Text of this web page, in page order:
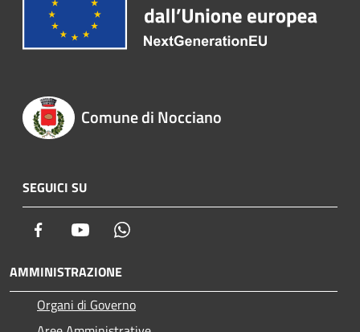
Comune di Nocciano
SEGUICI SU
Facebook Youtube
AMMINISTRAZIONE
Organi di Governo